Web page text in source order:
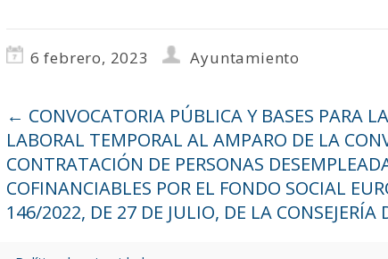
6 febrero, 2023 Ayuntamiento
← CONVOCATORIA PÚBLICA Y BASES PARA
LABORAL TEMPORAL AL AMPARO DE LA
CONTRATACIÓN DE PERSONAS
COFINANCIABLES POR EL FONDO SOCIAL
146/2022, DE 27 DE JULIO, DE LA CONSEJERÍA